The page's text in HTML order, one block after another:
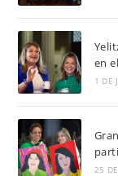
en
1 DE
25